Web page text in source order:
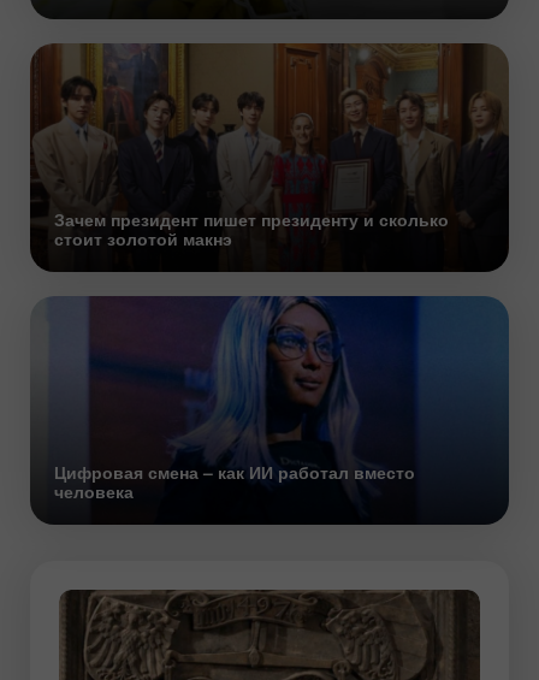
Зачем президент пишет президенту и сколько
стоит золотой макнэ
Цифровая смена – как ИИ работал вместо
человека